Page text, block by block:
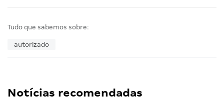
Tudo que sabemos sobre:
autorizado
Notícias recomendadas